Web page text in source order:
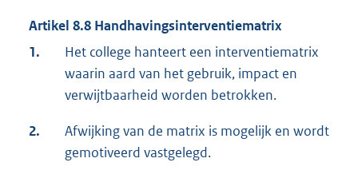
Artikel 8.8 Handhavingsinterventiematrix
1.
Het college hanteert een interventiematrix
waarin aard van het gebruik, impact en
verwijtbaarheid worden betrokken.
2.
Afwijking van de matrix is mogelijk en wordt
gemotiveerd vastgelegd.